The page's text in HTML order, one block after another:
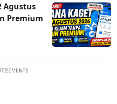
Agustus
Premium